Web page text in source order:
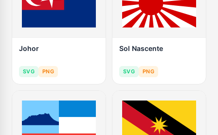
Johor
SVG PNG
Sol Nascente
SVG PNG